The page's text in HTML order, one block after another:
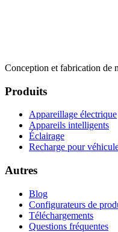
Conception et fabrication de
Produits
Appareillage électrique
Appareils intelligents
Éclairage
Recharge pour
Autres
Blog
Configurateurs de
Téléchargements
Questions fréquentes